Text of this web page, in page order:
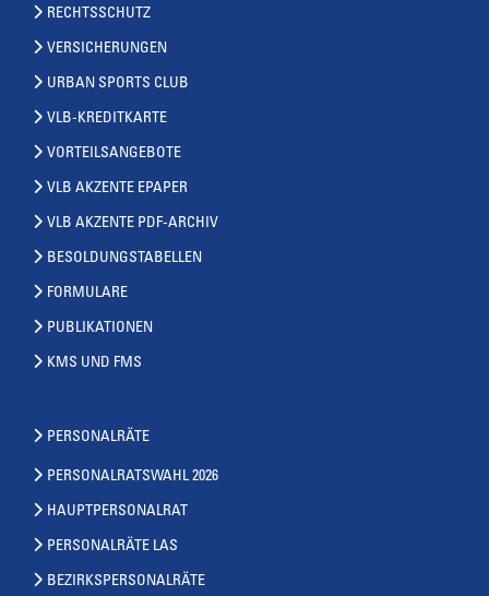
RECHTSSCHUTZ
VERSICHERUNGEN
URBAN SPORTS CLUB
VLB-KREDITKARTE
VORTEILSANGEBOTE
VLB AKZENTE EPAPER
VLB AKZENTE PDF-ARCHIV
BESOLDUNGSTABELLEN
FORMULARE
PUBLIKATIONEN
KMS UND FMS
PERSONALRÄTE
PERSONALRATSWAHL 2026
HAUPTPERSONALRAT
PERSONALRÄTE LAS
BEZIRKSPERSONALRÄTE